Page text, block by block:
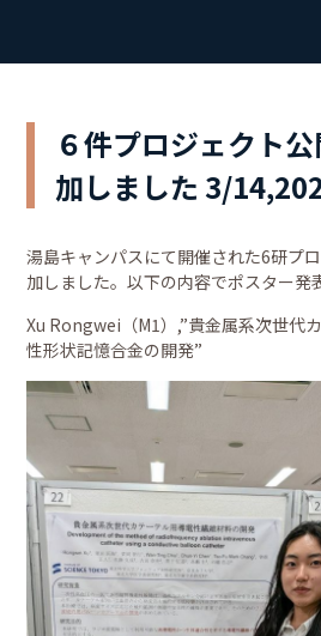
６件プロジェクト
加しました 3/
湯島キャンパスにて開催された6研プ
加しました。以下の内容でポスター発
Xu Rongwei（M1）,”貴⾦属系次世代
性形状記憶合⾦の開発”